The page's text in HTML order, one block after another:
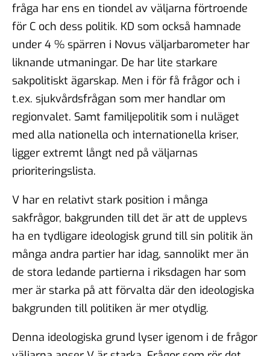
fråga har ens en tiondel av väljarna förtroende
för C och dess politik. KD som också hamnade
under 4 % spärren i Novus väljarbarometer har
liknande utmaningar. De har lite starkare
sakpolitiskt ägarskap. Men i för få frågor och i
t.ex. sjukvårdsfrågan som mer handlar om
regionvalet. Samt familjepolitik som i nuläget
med alla nationella och internationella kriser,
ligger extremt långt ned på väljarnas
prioriteringslista.
V har en relativt stark position i många
sakfrågor, bakgrunden till det är att de upplevs
ha en tydligare ideologisk grund till sin politik än
många andra partier har idag, sannolikt mer än
de stora ledande partierna i riksdagen har som
mer är starka på att förvalta där den ideologiska
bakgrunden till politiken är mer otydlig.
Denna ideologiska grund lyser igenom i de frågor